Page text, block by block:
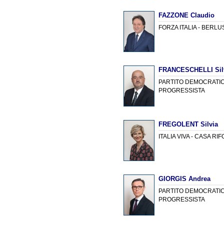
FAZZONE Claudio
FORZA ITALIA -
FRANCESCHELLI
PARTITO
PROGRESSISTA
FREGOLENT Silvia
ITALIA VIVA - CASA
GIORGIS Andrea
PARTITO
PROGRESSISTA